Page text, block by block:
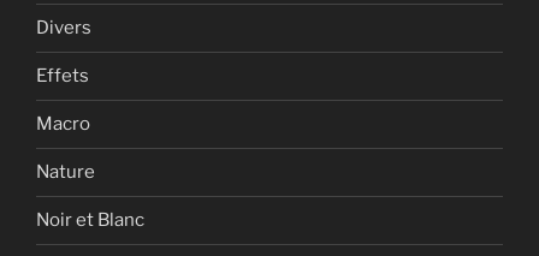
Divers
Effets
Macro
Nature
Noir et Blanc